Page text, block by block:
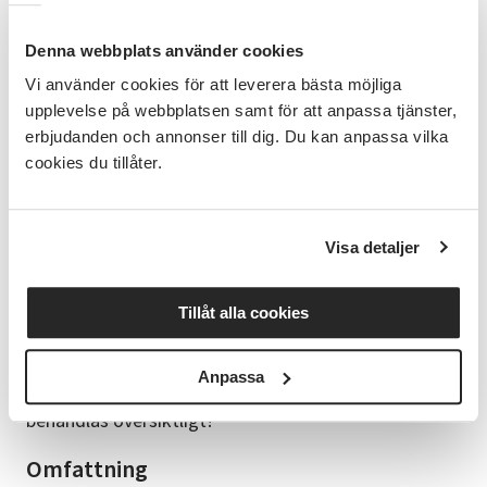
Denna webbplats använder cookies
Vi använder cookies för att leverera bästa möjliga
upplevelse på webbplatsen samt för att anpassa tjänster,
erbjudanden och annonser till dig. Du kan anpassa vilka
cookies du tillåter.
Visa detaljer
Tillåt alla cookies
Anpassa
genom att välja lämplig fällmetod/fällredskap samt
känsliga fällningar som vid ledningar, vägar och hus.
Kunskaper och färdigheter att rekognosera, planera
och genomföra uppröjning och tillvaratagande av
fastfällda träd och träd som skadats genom till
exempel vindfällning och snöbrott med god kontroll
kan/bör göras med motorsåg. God kännedom om
färdigheter att använda olika kraftfulla
bredd och i flera lager. Kunskaper och färdigheter att
fälla, kvista och kapa trädstammar och grenar i
spänn på ett säkert sätt. Observera att trädfällning
av speciellt svåra träd, tillvaratagande av vindfällda
träd och nertagning av fastfällda träd endast
behandlas översiktligt!
Omfattning